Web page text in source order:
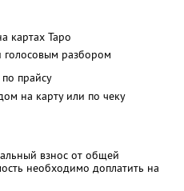
картах Таро
голосовым разбором
прайсу
на карту или по чеку
взнос от общей
необходимо доплатить на